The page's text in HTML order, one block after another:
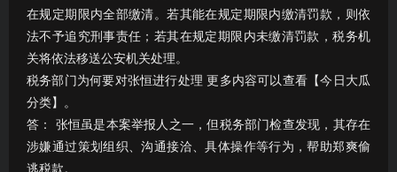
在规定期限内全部缴清。若其能在规定期限内缴清罚款，则依
法不予追究刑事责任；若其在规定期限内未缴清罚款，税务机
关将依法移送公安机关处理。
税务部门为何要对张恒进行处理 更多内容可以查看【今日大瓜
分类】。
答： 张恒虽是本案举报人之一，但税务部门检查发现，其存在
涉嫌通过策划组织、沟通接洽、具体操作等行为，帮助郑爽偷
逃税款。